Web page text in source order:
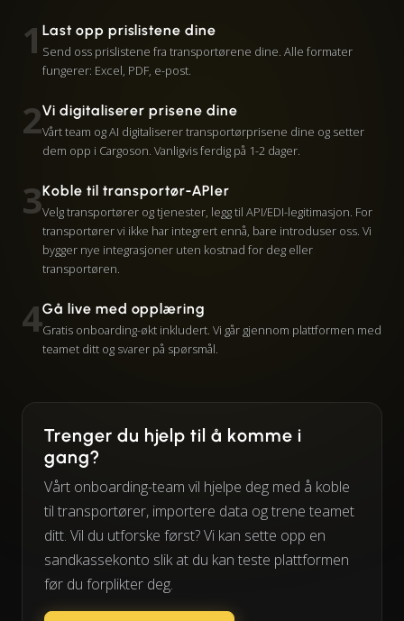
1 Last opp prislistene dine
Send oss prislistene fra transportørene dine. Alle formater
fungerer: Excel, PDF, e-post.
2Vi digitaliserer prisene dine
Vårt team og AI digitaliserer transportørprisene dine og setter
dem opp i Cargoson. Vanligvis ferdig på 1-2 dager.
3Koble til transportør-APIer
Velg transportører og tjenester, legg til API/EDI-legitimasjon. For
transportører vi ikke har integrert ennå, bare introduser oss. Vi
bygger nye integrasjoner uten kostnad for deg eller
transportøren.
4Gå live med opplæring
Gratis onboarding-økt inkludert. Vi går gjennom plattformen med
teamet ditt og svarer på spørsmål.
Trenger du hjelp til å komme i
gang?
Vårt onboarding-team vil hjelpe deg med å koble
til transportører, importere data og trene teamet
ditt. Vil du utforske først? Vi kan sette opp en
sandkassekonto slik at du kan teste plattformen
før du forplikter deg.